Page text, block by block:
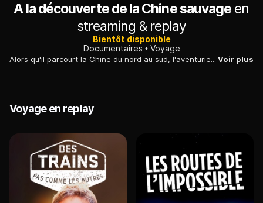
A la découverte de la Chine sauvage en
streaming & replay
Bientôt disponible
Documentaires
Voyage
Alors qu'il parcourt la Chine du nord au sud, l'aventurier Nigel Marven explore la province du Yunnan, où il découvre de nombreux reptiles très dangereux. Voir plus
Voyage en replay